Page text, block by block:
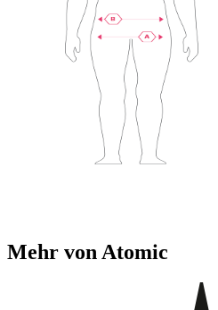
Mehr von Atomic